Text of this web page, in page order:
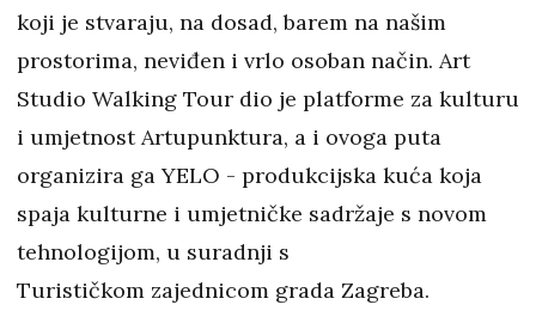
koji je stvaraju, na dosad, barem na našim
prostorima, neviđen i vrlo osoban način. Art
Studio Walking Tour dio je platforme za kulturu
i umjetnost Artupunktura, a i ovoga puta
organizira ga YELO - produkcijska kuća koja
spaja kulturne i umjetničke sadržaje s novom
tehnologijom, u suradnji s
Turističkom zajednicom grada Zagreba.